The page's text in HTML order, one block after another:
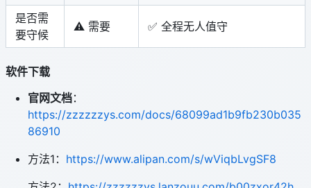
是否需
要守候
⚠️ 需要 ✅ 全程无人值守
软件下载
官网文档：
https://zzzzzzys.com/docs/68099ad1b9fb230b035
86910
方法1： https://www.alipan.com/s/wViqbLvgSF8